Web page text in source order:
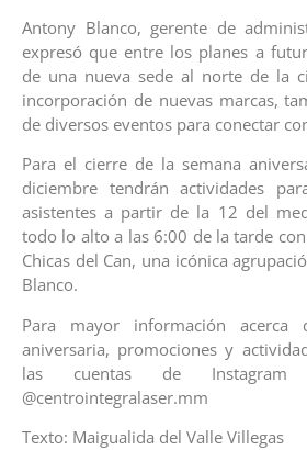
Antony Blanco, gerente de
expresó que entre los planes a
de una nueva sede al norte de la
incorporación de nuevas marcas,
de diversos eventos para conectar
Para el cierre de la semana
diciembre tendrán actividades
asistentes a partir de la 12 del
todo lo alto a las 6:00 de la tarde
Chicas del Can, una icónica
Blanco.
Para mayor información acerca
aniversaria, promociones y
las cuentas de Instagram
@centrointegralaser.mm
Texto: Maigualida del Valle Villegas